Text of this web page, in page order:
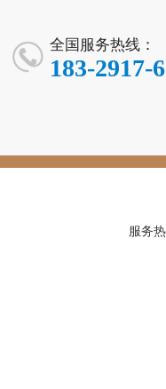
全国服务热线：
183-2917-
服务